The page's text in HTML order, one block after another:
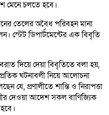
মেনে চলতে হবে।
তেলের অবৈধ পরিবহন মানা
স্টেট ডিপার্টমেন্টের এক বিবৃতি
দিয়ে দেয়া বিবৃতিতে বলা হয়,
ঘটনাবলী নিয়ে আলোচনা
যে, প্রণালীতে শান্তি ও নিরাপত্তা
দেওয়া আদেশ সকল বাণিজ্যিক